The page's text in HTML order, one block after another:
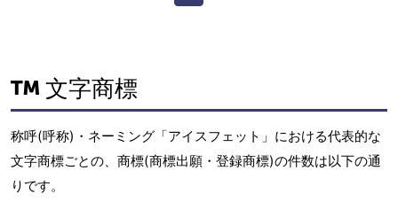
文字商標
称呼(呼称)・ネーミング「アイスフェット」における代表的な
文字商標ごとの、商標(商標出願・登録商標)の件数は以下の通
りです。